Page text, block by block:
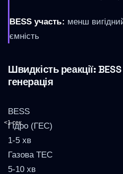
BESS участь: менш
ємність
Швидкість реакції:
генерація
BESS
<1 сек
Гідро (ГЕС)
1-5 хв
Газова ТЕС
5-10 хв